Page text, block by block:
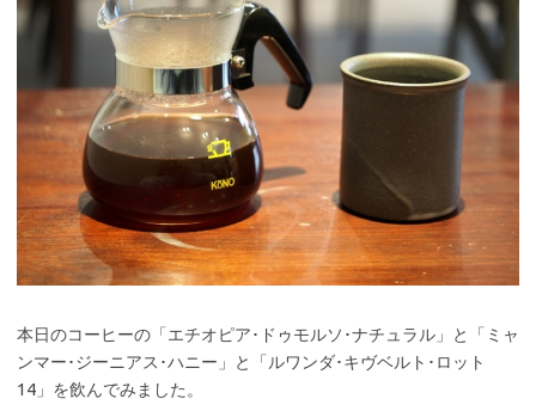
本日のコーヒーの「エチオピア･ドゥモルソ･ナチュラル」と「ミャ
ンマー･ジーニアス･ハニー」と「ルワンダ･キヴベルト･ロット
14」を飲んでみました。